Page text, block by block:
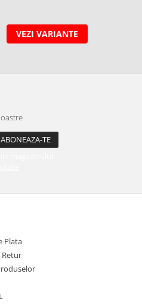
VEZI VARIANTE
magazinului.
Plata
Retur